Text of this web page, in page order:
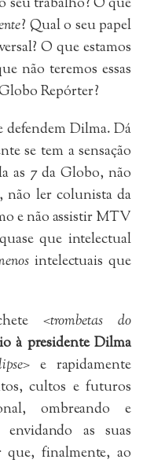
? Qual o seu papel
O que estamos
não teremos essas
Repórter?
defendem Dilma. Dá
se tem a sensação
as 7 da Globo, não
ler colunista da
e não assistir MTV
que intelectual
intelectuais que
<trombetas do
à presidente Dilma
e rapidamente
cultos e futuros
ombreando e
as suas
que, finalmente, ao